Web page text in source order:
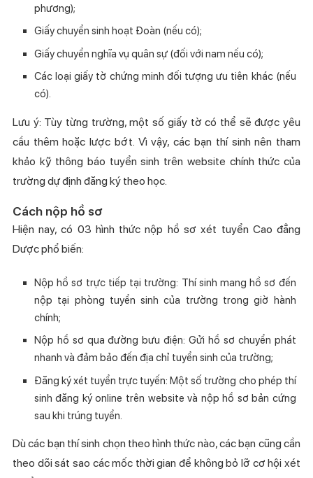
phương);
Giấy chuyển sinh hoạt Đoàn (nếu có);
Giấy chuyển nghĩa vụ quân sự (đối với nam nếu có);
Các loại giấy tờ chứng minh đối tượng ưu tiên khác (nếu
có).
Lưu ý: Tùy từng trường, một số giấy tờ có thể sẽ được yêu
cầu thêm hoặc lược bớt. Vì vậy, các bạn thí sinh nên tham
khảo kỹ thông báo tuyển sinh trên website chính thức của
trường dự định đăng ký theo học.
Cách nộp hồ sơ
Hiện nay, có 03 hình thức nộp hồ sơ xét tuyển Cao đẳng
Dược phổ biến:
Nộp hồ sơ trực tiếp tại trường: Thí sinh mang hồ sơ đến
nộp tại phòng tuyển sinh của trường trong giờ hành
chính;
Nộp hồ sơ qua đường bưu điện: Gửi hồ sơ chuyển phát
nhanh và đảm bảo đến địa chỉ tuyển sinh của trường;
Đăng ký xét tuyển trực tuyến: Một số trường cho phép thí
sinh đăng ký online trên website và nộp hồ sơ bản cứng
sau khi trúng tuyển.
Dù các bạn thí sinh chọn theo hình thức nào, các bạn cũng cần
theo dõi sát sao các mốc thời gian để không bỏ lỡ cơ hội xét